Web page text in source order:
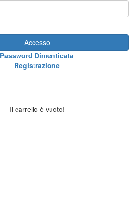
Accesso
Password Dimenticata
Registrazione
Il carrello è vuoto!